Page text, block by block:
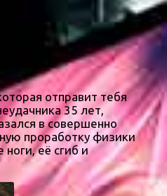
отправит тебя
35 лет,
в совершенно
проработку физики
её сгиб и